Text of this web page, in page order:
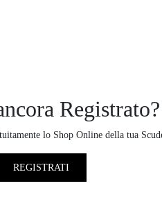
Registrato?
lo Shop Online della tua
REGISTRATI